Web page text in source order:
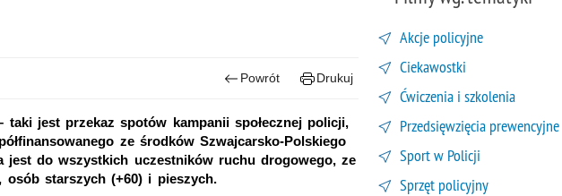
Powrót Drukuj
jest przekaz spotów kampanii społecznej policji,
ze środków Szwajcarsko-Polskiego
jest do wszystkich uczestników ruchu drogowego, ze
osób starszych (+60) i pieszych.
Akcje policyjne
Ciekawostki
Ćwiczenia i szkolenia
Przedsięwzięcia prewencyjne
Sport w Policji
Sprzęt policyjny